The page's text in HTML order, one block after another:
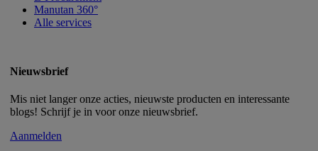
Manutan 360°
Alle services
Nieuwsbrief
Mis niet langer onze acties, nieuwste producten en interessante
blogs! Schrijf je in voor onze nieuwsbrief.
Aanmelden